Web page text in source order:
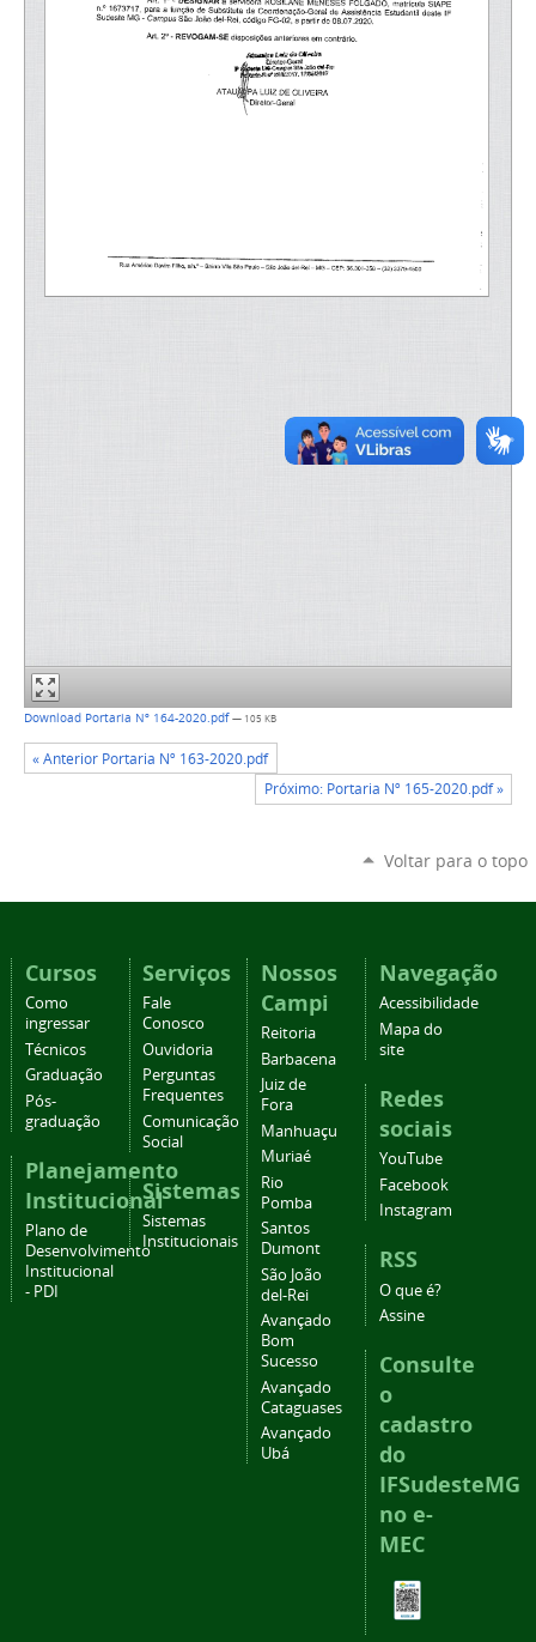
Download Portaria Nº 164-2020.pdf— 105 KB
« Anterior Portaria Nº 163-2020.pdf
Próximo: Portaria Nº 165-2020.pdf »
Voltar para o topo
Cursos
Como
ingressar
Técnicos
Graduação
Pós-
graduação
Planejamento
Institucional
Plano de
Desenvolvimento
Institucional
- PDI
Serviços
Fale
Conosco
Ouvidoria
Perguntas
Frequentes
Comunicação
Social
Sistemas
Sistemas
Institucionais
Nossos
Campi
Reitoria
Barbacena
Juiz de
Fora
Manhuaçu
Muriaé
Rio
Pomba
Santos
Dumont
São João
del-Rei
Avançado
Bom
Sucesso
Avançado
Cataguases
Avançado
Ubá
Navegação
Acessibilidade
Mapa do
site
Redes
sociais
YouTube
Facebook
Instagram
RSS
O que é?
Assine
Consulte
o
cadastro
do
IFSudesteMG
no e-
MEC